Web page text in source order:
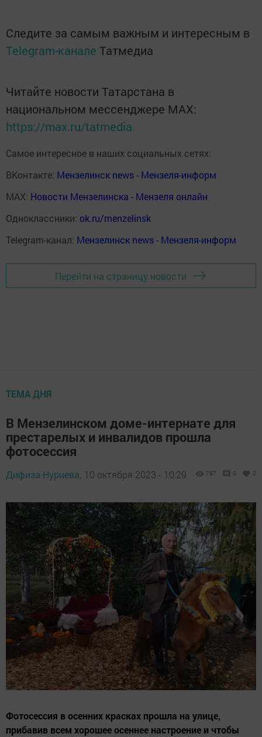
Следите за самым важным и интересным в
Telegram-канале Татмедиа
Читайте новости Татарстана в
национальном мессенджере MАХ:
https://max.ru/tatmedia
Самое интересное в наших социальных сетях:
ВКонтакте: Мензелинск news - Мензеля-информ
MAX: Новости Мензелинска - Мензеля онлайн
Одноклассники: ok.ru/menzelinsk
Telegram-канал: Мензелинск news - Мензеля-информ
Перейти на страницу новости
ТЕМА ДНЯ
В Мензелинском доме-интернате для
престарелых и инвалидов прошла
фотосессия
Дифиза Нуриева, 10 октября 2023 - 10:29 787 0 0
Фотосессия в осенних красках прошла на улице,
прибавив всем хорошее осеннее настроение и чтобы